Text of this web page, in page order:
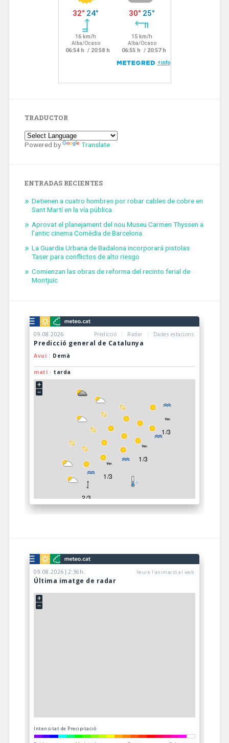
TRADUCTOR
Powered by Translate
ENTRADAS RECIENTES
Detienen a cuatro hombres por robar cables de cobre en
Sant Martí en la vía pública
Aprovat el planejament del nou Museu Carmen Thyssen a
l’antic cinema Comèdia de Barcelona
La Guardia Urbana de Badalona incorporará pistolas
Taser para conflictos de alto riesgo
Comienzan las obras de reforma del recinto ferial de
Montjuïc